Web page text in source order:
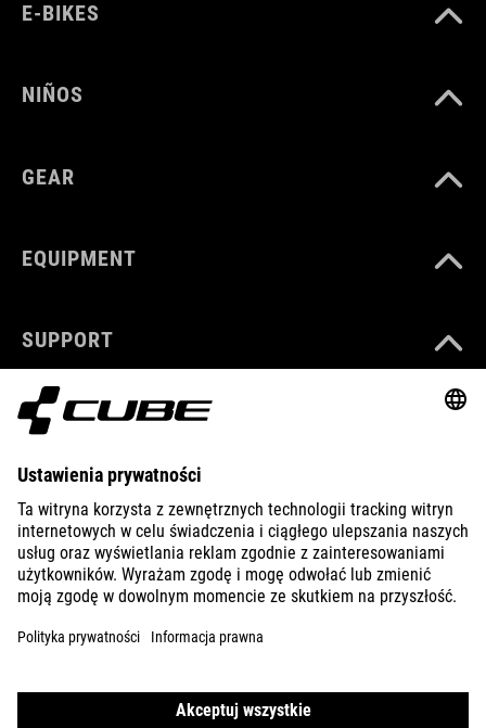
E-BIKES
NIÑOS
GEAR
EQUIPMENT
SUPPORT
ABOUT US
EXPLORE